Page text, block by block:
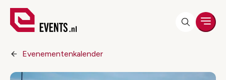
Evenementenkalender